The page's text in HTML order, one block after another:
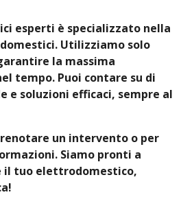
esperti è specializzato nella
Utilizziamo solo
la massima
tempo. Puoi contare su di
e soluzioni efficaci, sempre al
un intervento o per
Siamo pronti a
tuo elettrodomestico,